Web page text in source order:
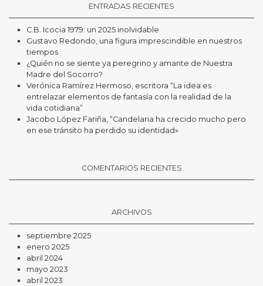
ENTRADAS RECIENTES
C.B. Icocia 1979: un 2025 inolvidable
Gustavo Redondo, una figura imprescindible en nuestros
tiempos
¿Quién no se siente ya peregrino y amante de Nuestra
Madre del Socorro?
Verónica Ramírez Hermoso, escritora “La idea es
entrelazar elementos de fantasía con la realidad de la
vida cotidiana”
Jacobo López Fariña, “Candelaria ha crecido mucho pero
en ese tránsito ha perdido su identidad»
COMENTARIOS RECIENTES
ARCHIVOS
septiembre 2025
enero 2025
abril 2024
mayo 2023
abril 2023